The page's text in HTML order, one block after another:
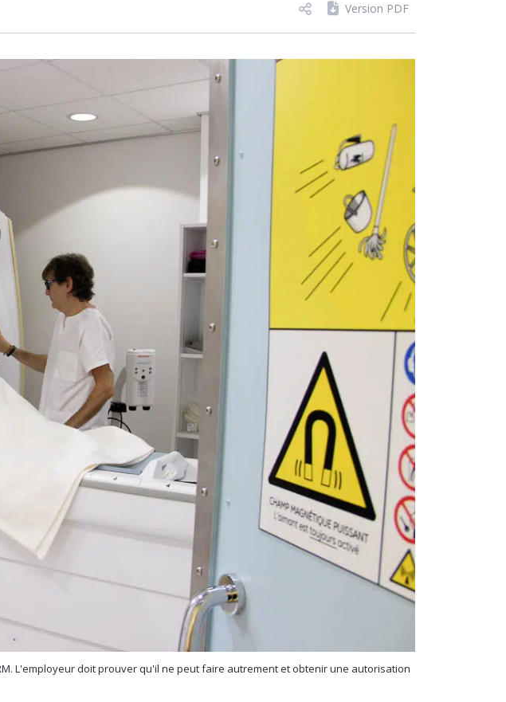
Version PDF
L'employeur doit prouver qu'il ne peut faire autrement et obtenir une autorisation